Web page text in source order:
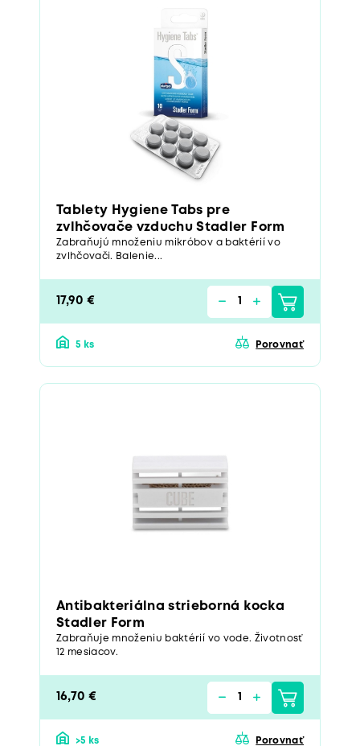
Tablety Hygiene Tabs pre
zvlhčovače vzduchu Stadler Form
Zabraňujú množeniu mikróbov a baktérií vo
zvlhčovači. Balenie...
17,90 €
5 ks Porovnať
Antibakteriálna strieborná kocka
Stadler Form
Zabraňuje množeniu baktérií vo vode. Životnosť
12 mesiacov.
16,70 €
>5 ks Porovnať